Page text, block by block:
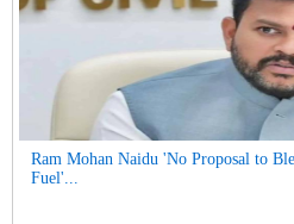
Ram Mohan Naidu 'No Proposal to
Fuel'...